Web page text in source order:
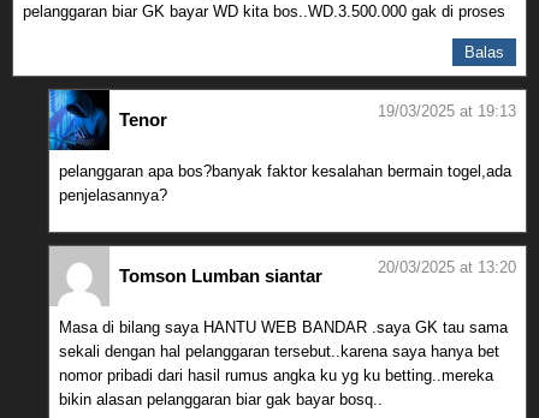
pelanggaran biar GK bayar WD kita bos..WD.3.500.000 gak di proses
Balas
Tenor 19/03/2025 at 19:13
pelanggaran apa bos?banyak faktor kesalahan bermain togel,ada
penjelasannya?
Tomson Lumban siantar 20/03/2025 at 13:20
Masa di bilang saya HANTU WEB BANDAR .saya GK tau sama
sekali dengan hal pelanggaran tersebut..karena saya hanya bet
nomor pribadi dari hasil rumus angka ku yg ku betting..mereka
bikin alasan pelanggaran biar gak bayar bosq..